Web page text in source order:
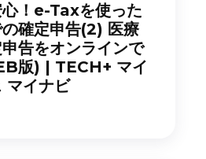
！e-Taxを使った
確定申告(2) 医療
告をオンラインで
版) | TECH+ マイ
マイナビ